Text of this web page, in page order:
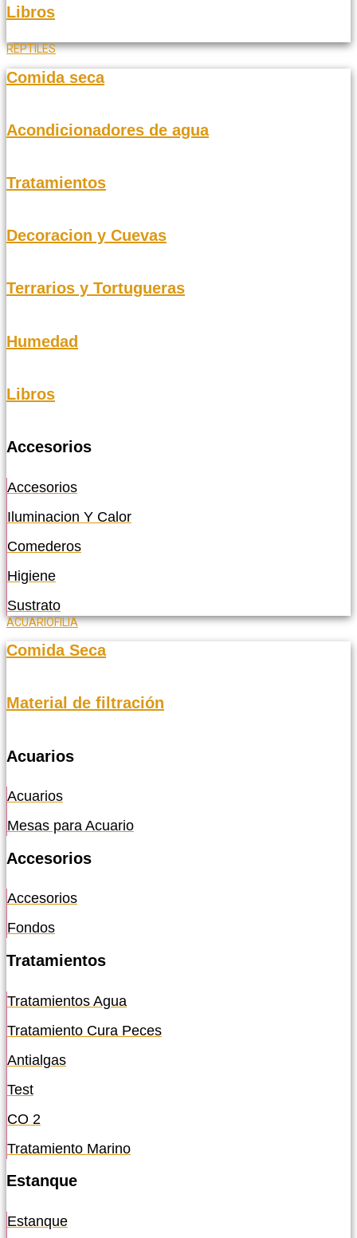
Libros
REPTILES
Comida seca
Acondicionadores de agua
Tratamientos
Decoracion y Cuevas
Terrarios y Tortugueras
Humedad
Libros
Accesorios
Accesorios
Iluminacion Y Calor
Comederos
Higiene
Sustrato
ACUARIOFILIA
Comida Seca
Material de filtración
Acuarios
Acuarios
Mesas para Acuario
Accesorios
Accesorios
Fondos
Tratamientos
Tratamientos Agua
Tratamiento Cura Peces
Antialgas
Test
CO 2
Tratamiento Marino
Estanque
Estanque